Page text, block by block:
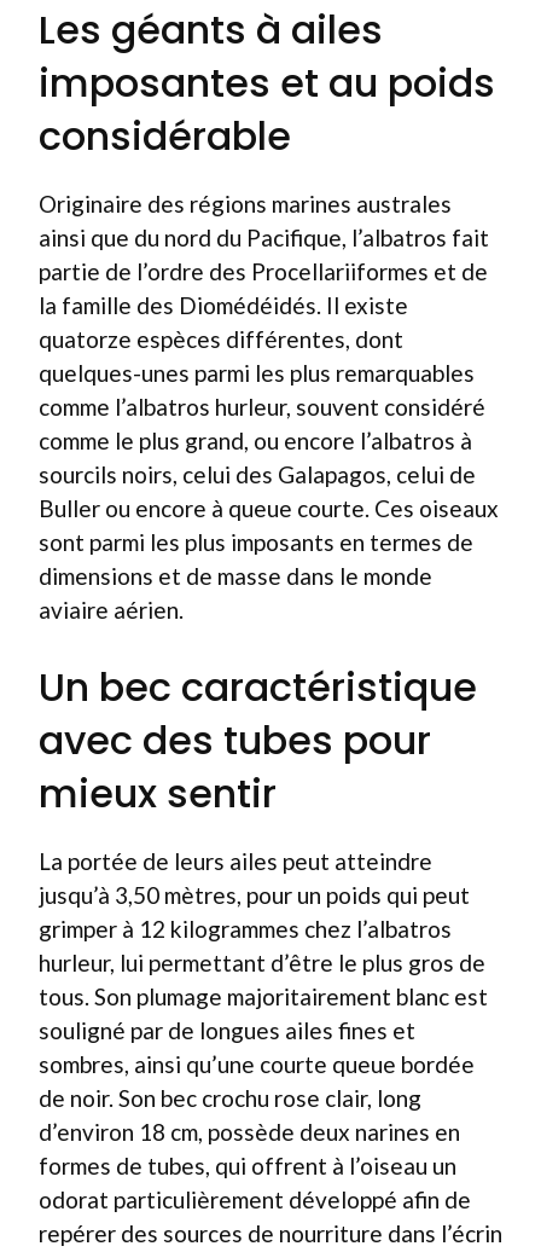
Les géants à ailes
imposantes et au poids
considérable
Originaire des régions marines australes
ainsi que du nord du Pacifique, l’albatros fait
partie de l’ordre des Procellariiformes et de
la famille des Diomédéidés. Il existe
quatorze espèces différentes, dont
quelques-unes parmi les plus remarquables
comme l’albatros hurleur, souvent considéré
comme le plus grand, ou encore l’albatros à
sourcils noirs, celui des Galapagos, celui de
Buller ou encore à queue courte. Ces oiseaux
sont parmi les plus imposants en termes de
dimensions et de masse dans le monde
aviaire aérien.
Un bec caractéristique
avec des tubes pour
mieux sentir
La portée de leurs ailes peut atteindre
jusqu’à 3,50 mètres, pour un poids qui peut
grimper à 12 kilogrammes chez l’albatros
hurleur, lui permettant d’être le plus gros de
tous. Son plumage majoritairement blanc est
souligné par de longues ailes fines et
sombres, ainsi qu’une courte queue bordée
de noir. Son bec crochu rose clair, long
d’environ 18 cm, possède deux narines en
formes de tubes, qui offrent à l’oiseau un
odorat particulièrement développé afin de
repérer des sources de nourriture dans l’écrin